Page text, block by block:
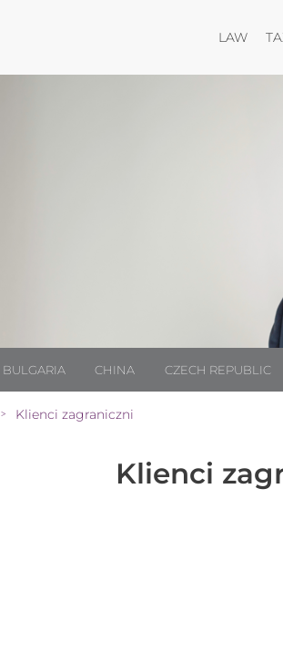
LAW
BULGARIA CHINA CZECH REPUBLIC
> Klienci zagraniczni
Klienci